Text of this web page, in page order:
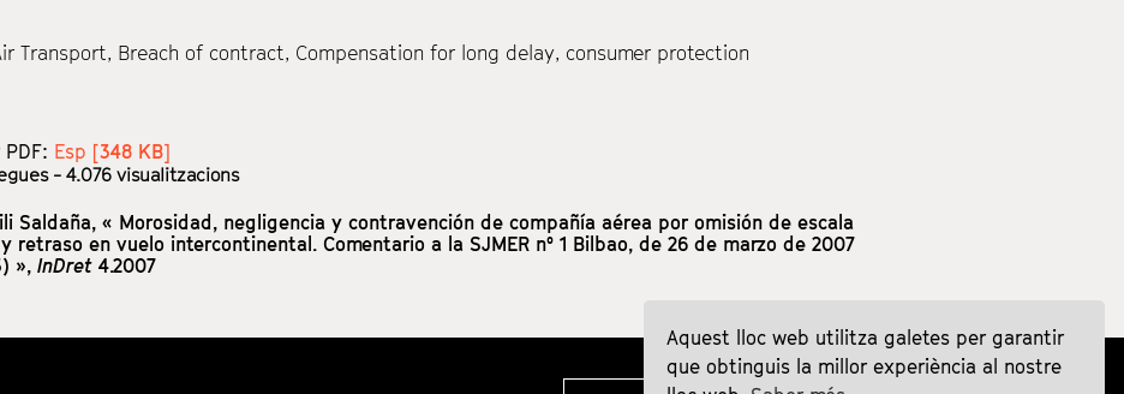
Transport, Breach of contract, Compensation for long delay, consumer protection
Esp [348 KB]
- 4.076 visualitzacions
Saldaña, « Morosidad, negligencia y contravención de compañía aérea por omisión de escala
retraso en vuelo intercontinental. Comentario a la SJMER nº 1 Bilbao, de 26 de marzo de 2007
», InDret 4.2007
Aquest lloc web utilitza galetes per garantir
que obtinguis la millor experiència al nostre